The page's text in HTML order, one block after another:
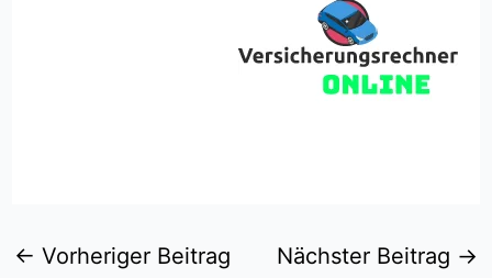
← Vorheriger Beitrag Nächster Beitrag →